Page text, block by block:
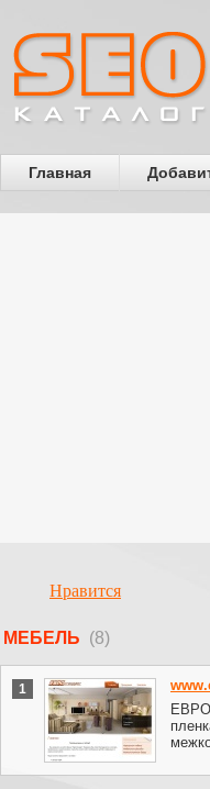
Главная
Нравится
МЕБЕЛЬ (8)
1